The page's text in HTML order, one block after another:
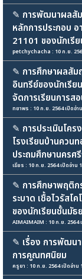
✎ การพัฒนาผลสัม
หลักการประกอบ
21101 ของนักเรี
petchychacha : 10 ก.ย.
✎ การศึกษาผลสัม
อินทรีย์ของนักเรี
จัดการเรียนการส
ทยาพร : 10 ก.ย. 2564 เปิดอ่า
✎ การประเมินโค
โรงเรียนบ้านควน
ประถมศึกษานครศ
เธียร : 10 ก.ย. 2564 เปิดอ่าน
✎ การศึกษาพฤติก
ระบาด เชื้อไวรัสโ
ของนักเรียนชั้นมัธ
AIMAIMAIM : 10 ก.ย. 2564
✎ เรื่อง การพัฒน
การคูณทศนิยม
ครูยา : 10 ก.ย. 2564 เปิดอ่าน